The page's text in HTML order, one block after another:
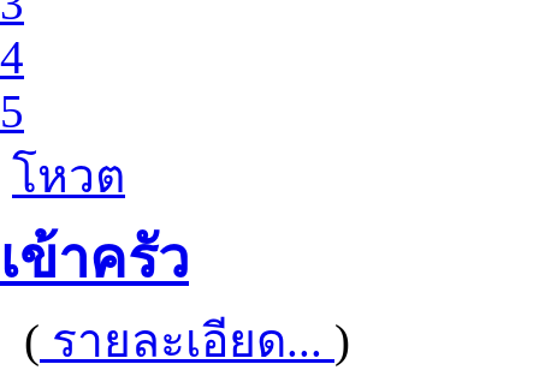
4
5
โหวต
เข้าครัว
( รายละเอียด... )